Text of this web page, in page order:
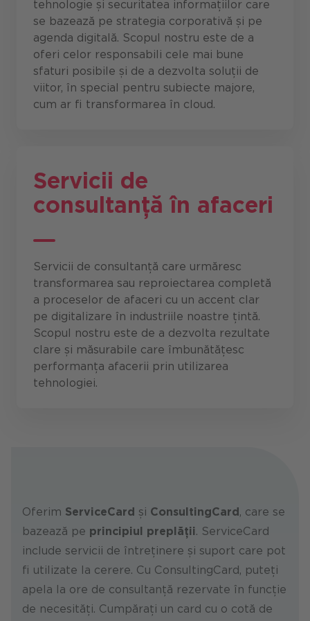
tehnologie și securitatea informațiilor care
se bazează pe strategia corporativă și pe
agenda digitală. Scopul nostru este de a
oferi celor responsabili cele mai bune
sfaturi posibile și de a dezvolta soluții de
viitor, în special pentru subiecte majore,
cum ar fi transformarea în cloud.
Servicii de
consultanță în afaceri
Servicii de consultanță care urmăresc
transformarea sau reproiectarea completă
a proceselor de afaceri cu un accent clar
pe digitalizare în industriile noastre țintă.
Scopul nostru este de a dezvolta rezultate
clare și măsurabile care îmbunătățesc
performanța afacerii prin utilizarea
tehnologiei.
Oferim ServiceCard și ConsultingCard, care se
bazează pe principiul preplății. ServiceCard
include servicii de întreținere și suport care pot
fi utilizate la cerere. Cu ConsultingCard, puteți
apela la ore de consultanță rezervate în funcție
de necesități. Cumpărați un card cu o cotă de